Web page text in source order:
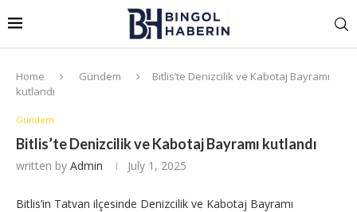
Home Gündem
Bitlis’te Denizcilik ve Kabotaj Bayramı
kutlandı
Gündem
Bitlis’te Denizcilik ve Kabotaj Bayramı kutlandı
written by Admin July 1, 2025
Bitlis’in Tatvan ilçesinde Denizcilik ve Kabotaj Bayramı